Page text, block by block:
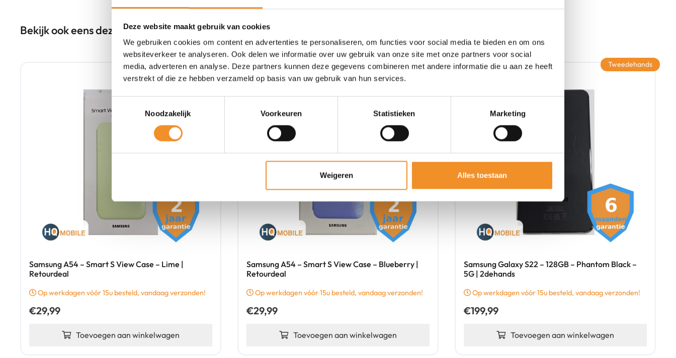
Deze website maakt gebruik van cookies
We gebruiken cookies om content en advertenties te personaliseren, om functies voor social media te bieden en om ons
websiteverkeer te analyseren. Ook delen we informatie over uw gebruik van onze site met onze partners voor social
media, adverteren en analyse. Deze partners kunnen deze gegevens combineren met andere informatie die u aan ze heeft
verstrekt of die ze hebben verzameld op basis van uw gebruik van hun services.
Noodzakelijk
Voorkeuren Statistieken Marketing
Weigeren Alles toestaan
Bekijk ook eens deze producten
Samsung A54 – Smart S View Case – Lime |
Retourdeal
Op werkdagen vóór 15u besteld, vandaag verzonden!
€29,99
Toevoegen aan winkelwagen
Retour Deal
Samsung A54 – Smart S View Case – Blueberry |
Retourdeal
Op werkdagen vóór 15u besteld, vandaag verzonden!
€29,99
Toevoegen aan winkelwagen
Retour Deal
Samsung Galaxy S22 – 128GB – Phantom Black –
5G | 2dehands
Op werkdagen vóór 15u besteld, vandaag verzonden!
€199,99
Toevoegen aan winkelwagen
Tweedehands